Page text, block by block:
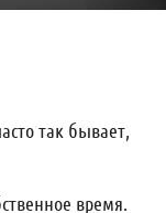
так бывает,
время.